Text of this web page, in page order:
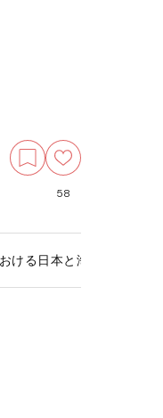
58
ける日本と海外の根本的な